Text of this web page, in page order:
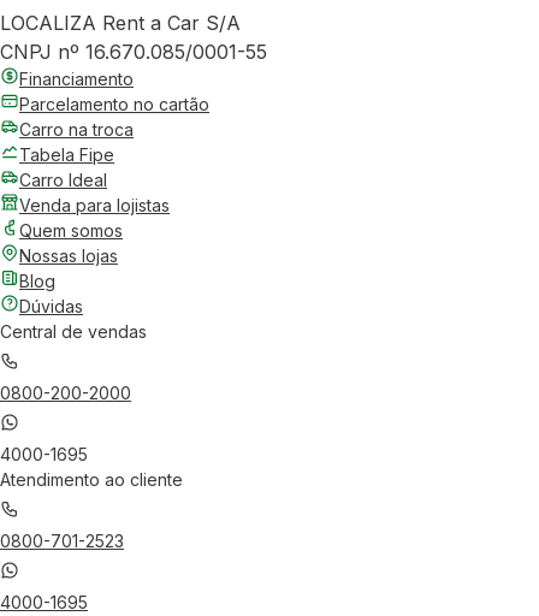
LOCALIZA Rent a Car S/A
CNPJ nº 16.670.085/0001-55
Financiamento
Parcelamento no cartão
Carro na troca
Tabela Fipe
Carro Ideal
Venda para lojistas
Quem somos
Nossas lojas
Blog
Dúvidas
Central de vendas
0800-200-2000
4000-1695
Atendimento ao cliente
0800-701-2523
4000-1695